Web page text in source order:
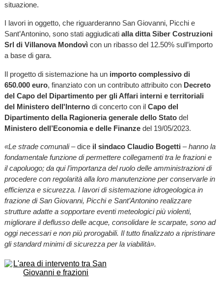
situazione.
I lavori in oggetto, che riguarderanno San Giovanni, Picchi e
Sant’Antonino, sono stati aggiudicati alla ditta Siber Costruzioni
Srl di Villanova Mondovìcon un ribasso del 12.50% sull’importo
a base di gara.
Il progetto di sistemazione ha un importo complessivo di
650.000 euro, finanziato con un contributo attribuito con Decreto
del Capo del Dipartimento per gli Affari interni e territoriali
del Ministero dell'Interno di concerto con il Capo del
Dipartimento della Ragioneria generale dello Statodel
Ministero dell’Economia e delle Finanzedel 19/05/2023.
«Le strade comunali– dice il sindaco Claudio Bogetti –hanno la
fondamentale funzione di permettere collegamenti tra le frazioni e
il capoluogo; da qui l’importanza del ruolo delle amministrazioni di
procedere con regolarità alla loro manutenzione per conservarle in
efficienza e sicurezza. I lavori di sistemazione idrogeologica in
frazione di San Giovanni, Picchi e Sant’Antonino realizzare
strutture adatte a sopportare eventi meteologici più violenti,
migliorare il deflusso delle acque, consolidare le scarpate, sono ad
oggi necessari e non più prorogabili. Il tutto finalizzato a ripristinare
gli standard minimi di sicurezza per la viabilità».